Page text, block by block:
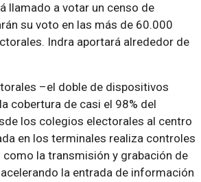
llamado a votar un censo de
su voto en las más de 60.000
Indra aportará alrededor de
–el doble de dispositivos
cobertura de casi el 98% del
los colegios electorales al centro
en los terminales realiza controles
la transmisión y grabación de
la entrada de información